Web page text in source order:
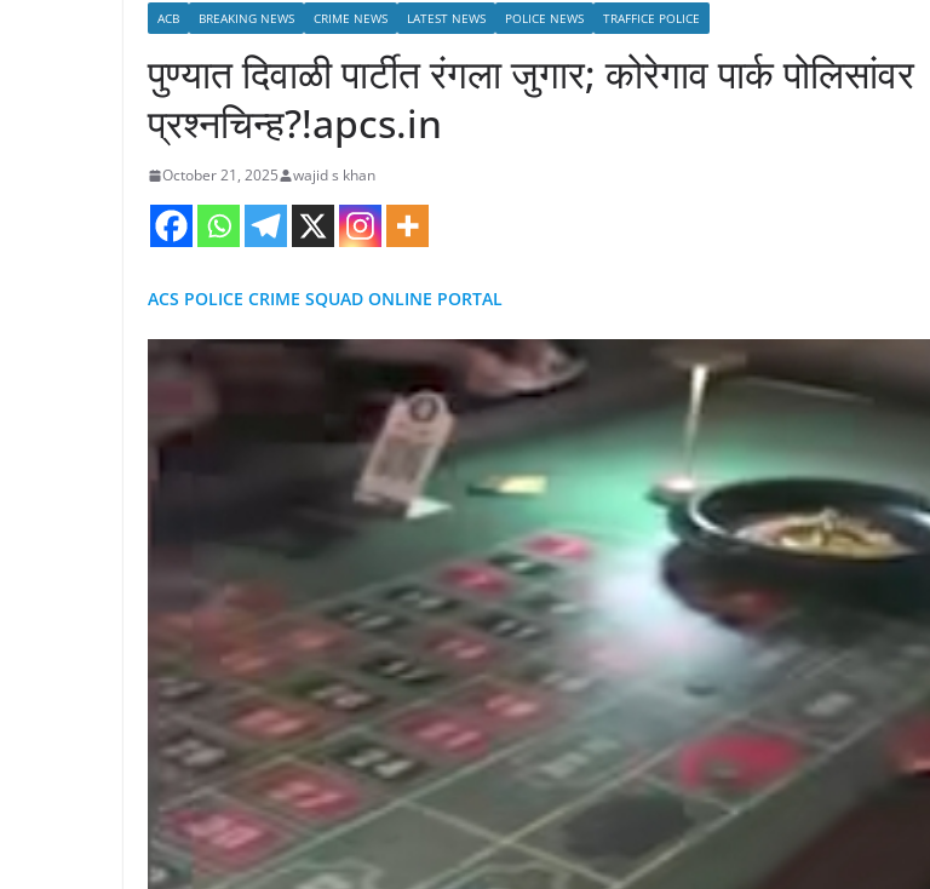
ACB BREAKING NEWS CRIME NEWS LATEST NEWS POLICE NEWS TRAFFICE POLICE
पुण्यात दिवाळी पार्टीत रंगला जुगार; कोरेगाव पार्क पोलिसांवर
प्रश्नचिन्ह?!apcs.in
October 21, 2025 wajid s khan
ACS POLICE CRIME SQUAD ONLINE PORTAL